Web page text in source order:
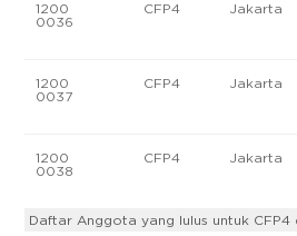
1200
0036
CFP4 Jakarta
1200
0037
CFP4 Jakarta
1200
0038
CFP4 Jakarta
Daftar Anggota yang lulus untuk CFP4